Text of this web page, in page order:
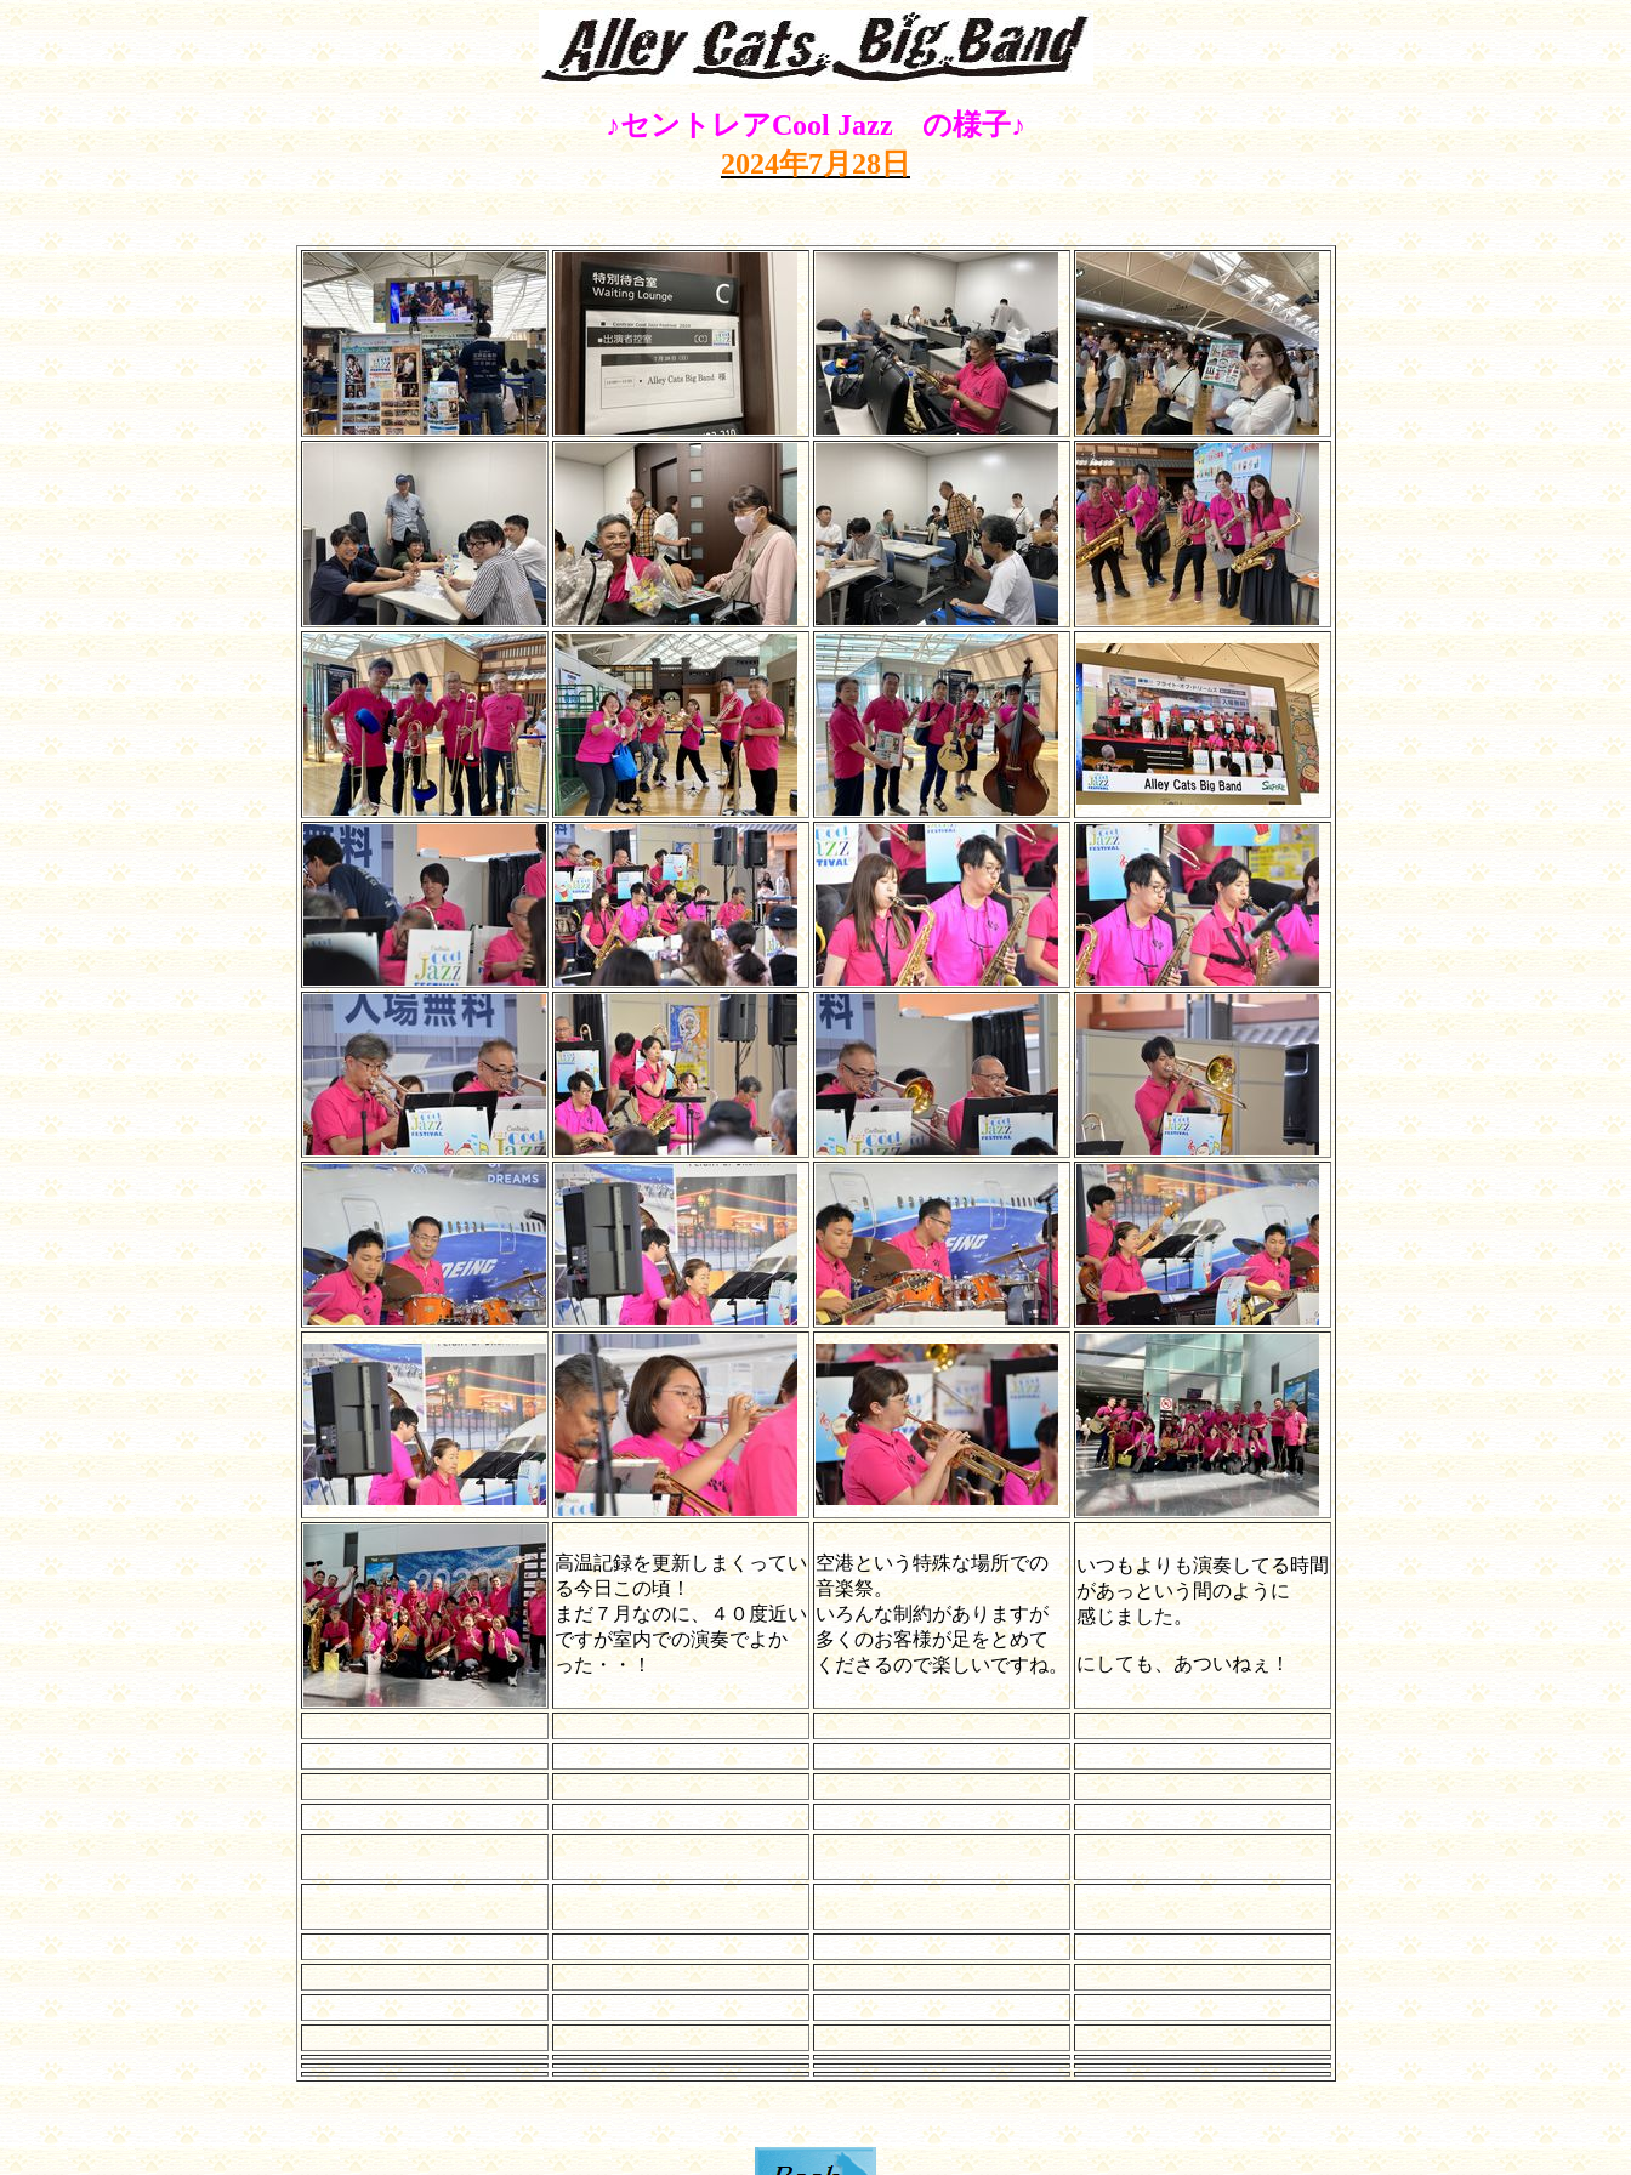
♪セントレアCool Jazz の様子♪
2024年7月 28 日
高温記録を更新しまくってい
る今日この頃！
まだ７月なのに、４０度近い
ですが室内での演奏でよか
った・・！
空港という特殊な場所での
音楽祭。
いろんな制約がありますが
多くのお客様が足をとめて
くださるので楽しいですね。
いつもよりも演奏してる時間
があっという間のように
感じました。
にしても、あついねぇ！